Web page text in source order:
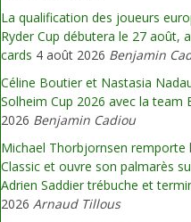
La qualification des joueurs
Ryder Cup débutera le 27 août,
cards 4 août 2026 Benjamin
Céline Boutier et Nastasia
Solheim Cup 2026 avec la team
2026 Benjamin Cadiou
Michael Thorbjornsen remporte
Classic et ouvre son palmarès
Adrien Saddier trébuche et
2026 Arnaud Tillous